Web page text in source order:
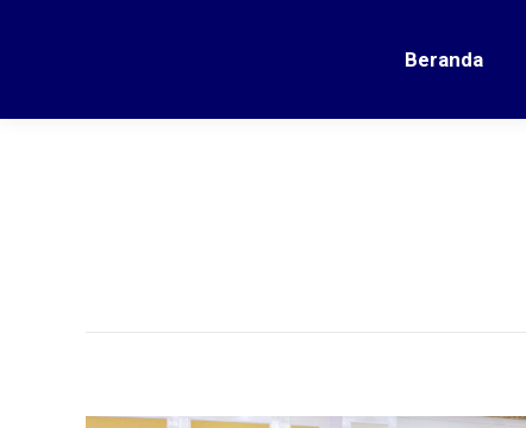
Beranda